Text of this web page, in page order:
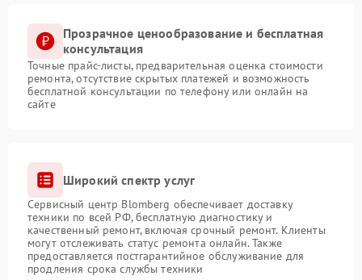
Прозрачное ценообразование и бесплатная
консультация
Точные прайс-листы, предварительная оценка стоимости
ремонта, отсутствие скрытых платежей и возможность
бесплатной консультации по телефону или онлайн на
сайте
Широкий спектр услуг
Сервисный центр Blomberg обеспечивает доставку
техники по всей РФ, бесплатную диагностику и
качественный ремонт, включая срочный ремонт. Клиенты
могут отслеживать статус ремонта онлайн. Также
предоставляется постгарантийное обслуживание для
продления срока службы техники